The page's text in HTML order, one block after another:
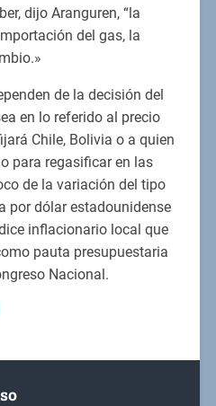
dijo Aranguren, “la
del gas, la
de la decisión del
en lo referido al precio
Chile, Bolivia o a quien
para regasificar en las
de la variación del tipo
por dólar estadounidense
inflacionario local que
pauta presupuestaria
Nacional.